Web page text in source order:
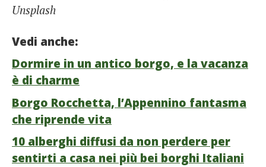
Unsplash
Vedi anche:
Dormire in un antico borgo, e la vacanza
è di charme
Borgo Rocchetta, l’Appennino fantasma
che riprende vita
10 alberghi diffusi da non perdere per
sentirti a casa nei più bei borghi Italiani